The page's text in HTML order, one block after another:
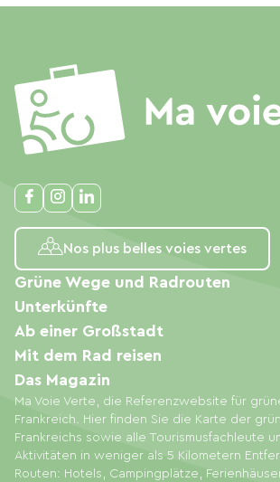
Nos plus belles voies vertes
Ma Voie Verte, die Referenzwebsite für
Frankreich. Hier finden Sie die Karte der
Frankreichs sowie alle Tourismusfachleute
Aktivitäten in weniger als 5 Kilometern
Routen: Hotels, Campingplätze,
Grüne Wege und Radrouten
Unterkünfte
Ab einer Großstadt
Mit dem Rad reisen
Das Magazin